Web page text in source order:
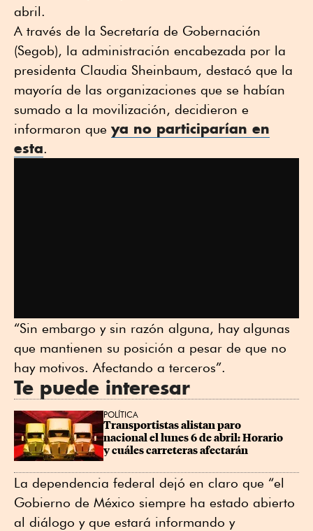
abril.
A través de la Secretaría de Gobernación
(Segob), la administración encabezada por la
presidenta Claudia Sheinbaum, destacó que la
mayoría de las organizaciones que se habían
sumado a la movilización, decidieron e
informaron que ya no participarían en
esta.
“Sin embargo y sin razón alguna, hay algunas
que mantienen su posición a pesar de que no
hay motivos. Afectando a terceros”.
Te puede interesar
POLÍTICA
Transportistas alistan paro
nacional el lunes 6 de abril: Horario
y cuáles carreteras afectarán
La dependencia federal dejó en claro que “el
Gobierno de México siempre ha estado abierto
al diálogo y que estará informando y